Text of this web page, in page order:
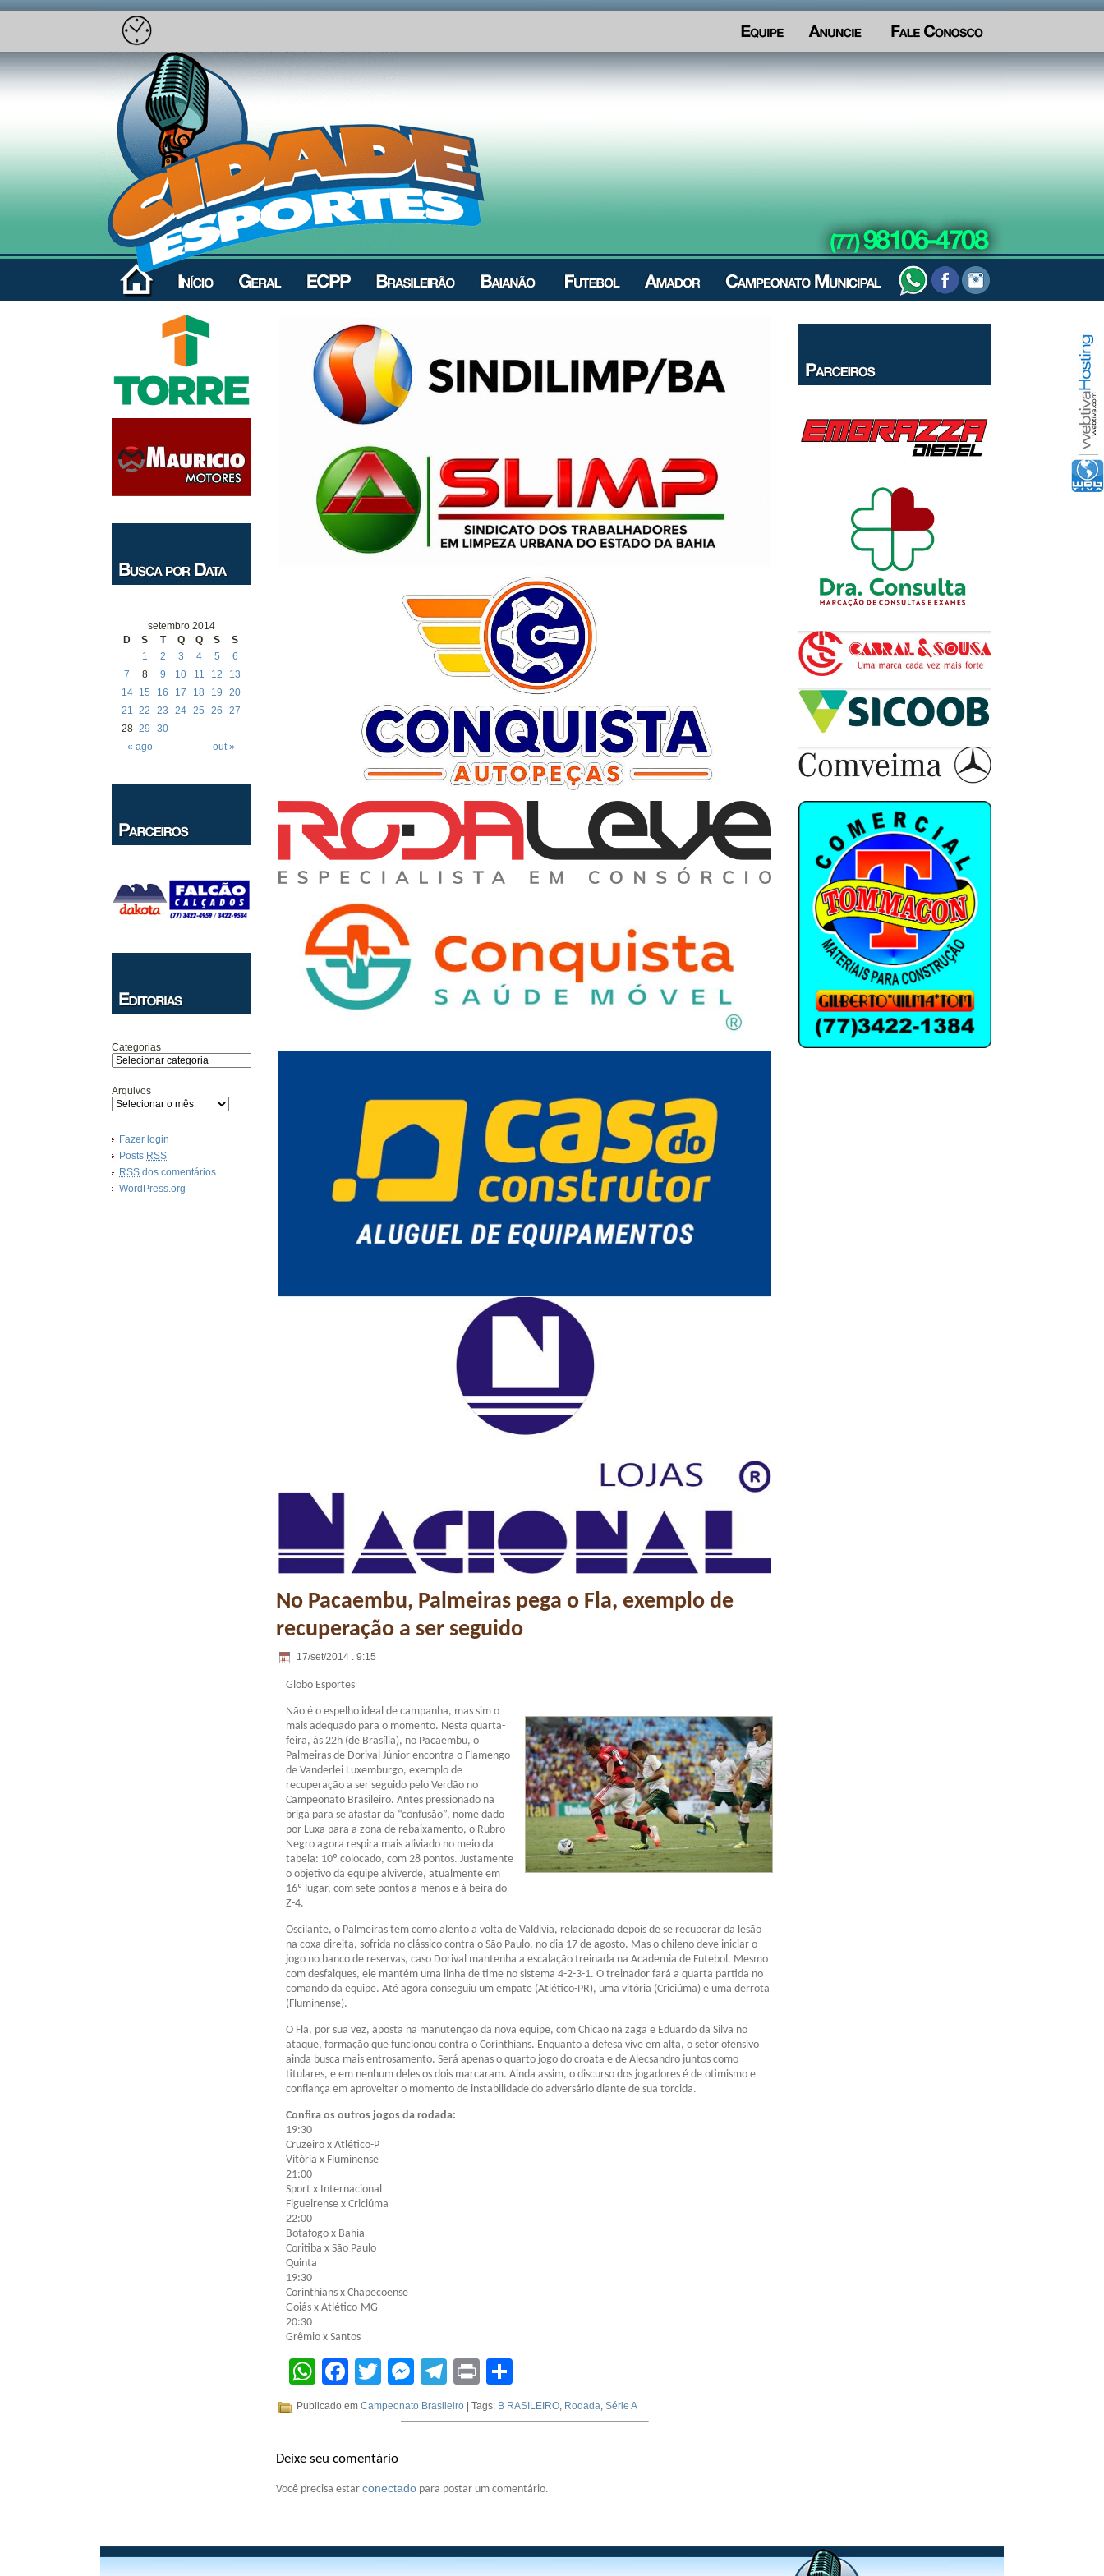
setembro 2014
D
S T Q Q S S
« ago out »
1 2 3 4 5
6
7
8 9 10 11 12
13
14
15 16 17 18 19
20
21 22 23 24 25 26
27
28 29 30
Categorias
Arquivos
Fazer login
Posts RSS
RSS dos comentários
WordPress.org
No Pacaembu, Palmeiras pega o Fla, exemplo de
recuperação a ser seguido
17/set/2014 . 9:15
Globo Esportes
Não é o espelho ideal de campanha, mas sim o
mais adequado para o momento. Nesta quarta-
feira, às 22h (de Brasília), no Pacaembu, o
Palmeiras de Dorival Júnior encontra o Flamengo
de Vanderlei Luxemburgo, exemplo de
recuperação a ser seguido pelo Verdão no
Campeonato Brasileiro. Antes pressionado na
briga para se afastar da “confusão”, nome dado
por Luxa para a zona de rebaixamento, o Rubro-
Negro agora respira mais aliviado no meio da
tabela: 10º colocado, com 28 pontos. Justamente
o objetivo da equipe alviverde, atualmente em
16º lugar, com sete pontos a menos e à beira do
Z-4.
Oscilante, o Palmeiras tem como alento a volta de Valdivia, relacionado depois de se recuperar da lesão
na coxa direita, sofrida no clássico contra o São Paulo, no dia 17 de agosto. Mas o chileno deve iniciar o
jogo no banco de reservas, caso Dorival mantenha a escalação treinada na Academia de Futebol. Mesmo
com desfalques, ele mantém uma linha de time no sistema 4-2-3-1. O treinador fará a quarta partida no
comando da equipe. Até agora conseguiu um empate (Atlético-PR), uma vitória (Criciúma) e uma derrota
(Fluminense).
O Fla, por sua vez, aposta na manutenção da nova equipe, com Chicão na zaga e Eduardo da Silva no
ataque, formação que funcionou contra o Corinthians. Enquanto a defesa vive em alta, o setor ofensivo
ainda busca mais entrosamento. Será apenas o quarto jogo do croata e de Alecsandro juntos como
titulares, e em nenhum deles os dois marcaram. Ainda assim, o discurso dos jogadores é de otimismo e
confiança em aproveitar o momento de instabilidade do adversário diante de sua torcida.
Confira os outros jogos da rodada:
19:30
Cruzeiro x Atlético-P
Vitória x Fluminense
21:00
Sport x Internacional
Figueirense x Criciúma
22:00
Botafogo x Bahia
Coritiba x São Paulo
Quinta
19:30
Corinthians x Chapecoense
Goiás x Atlético-MG
20:30
Grêmio x Santos
WhatsApp
Facebook
Twitter
Messenger
Telegram
Print
Publicado em Campeonato Brasileiro | Tags: B RASILEIRO Rodada Série A
Deixe seu comentário
Você precisa estar conectado para postar um comentário.